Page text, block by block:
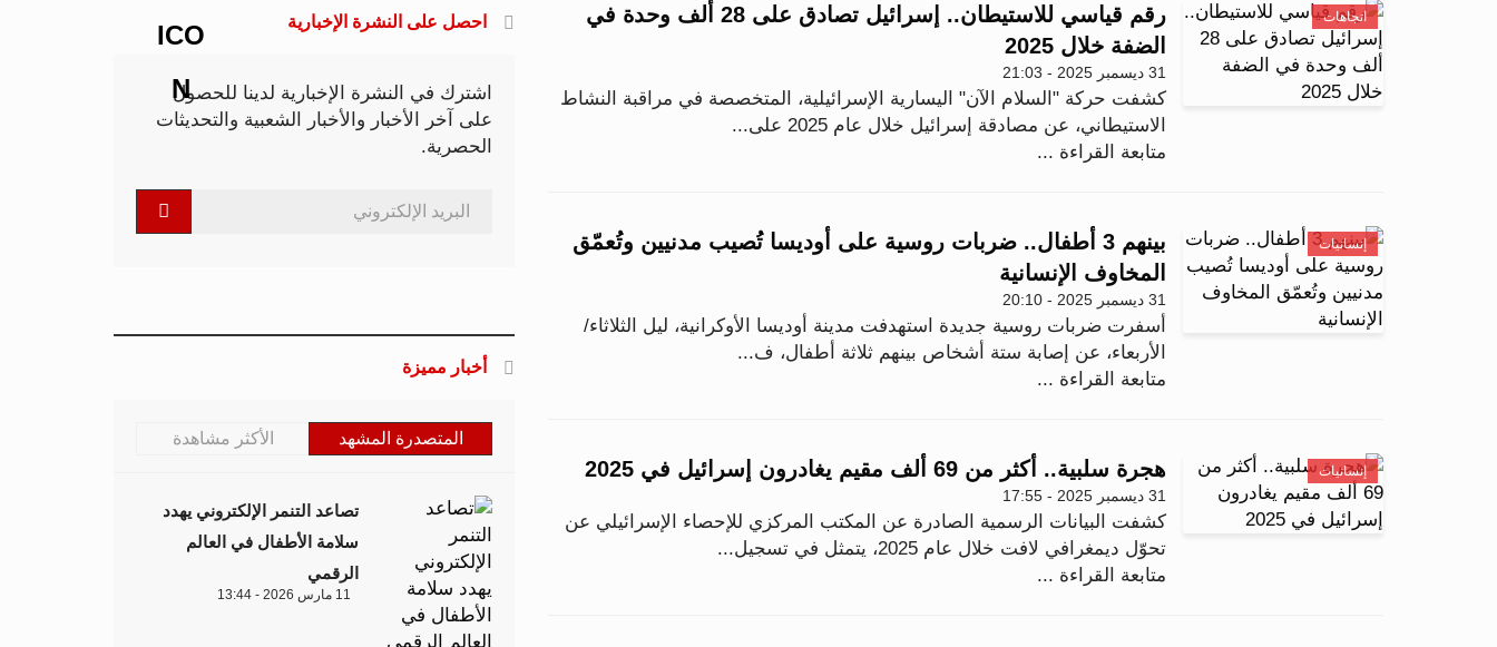
اتجاهات
رقم قياسي للاستيطان.. إسرائيل تصادق على 28 ألف وحدة في
الضفة خلال 2025
31 ديسمبر 2025 - 21:03
كشفت حركة "السلام الآن" اليسارية الإسرائيلية، المتخصصة في مراقبة النشاط
الاستيطاني، عن مصادقة إسرائيل خلال عام 2025 على...
متابعة القراءة ...
إنسانيات
بينهم 3 أطفال.. ضربات روسية على أوديسا تُصيب مدنيين وتُعمّق
المخاوف الإنسانية
31 ديسمبر 2025 - 20:10
أسفرت ضربات روسية جديدة استهدفت مدينة أوديسا الأوكرانية، ليل الثلاثاء/
الأربعاء، عن إصابة ستة أشخاص بينهم ثلاثة أطفال، ف...
متابعة القراءة ...
إنسانيات هجرة سلبية.. أكثر من 69 ألف مقيم يغادرون إسرائيل في 2025
31 ديسمبر 2025 - 17:55
كشفت البيانات الرسمية الصادرة عن المكتب المركزي للإحصاء الإسرائيلي عن
تحوّل ديمغرافي لافت خلال عام 2025، يتمثل في تسجيل...
متابعة القراءة ...
احصل على النشرة الإخبارية
اشترك في النشرة الإخبارية لدينا للحصول
على آخر الأخبار والأخبار الشعبية والتحديثات
الحصرية.
أخبار مميزة
المتصدرة المشهد الأكثر مشاهدة
تصاعد التنمر الإلكتروني يهدد
سلامة الأطفال في العالم
الرقمي
11 مارس 2026 - 13:44